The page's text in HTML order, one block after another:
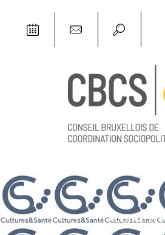
ACTUALITÉS